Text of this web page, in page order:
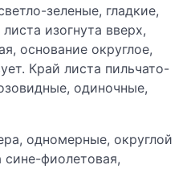
зеленые, гладкие,
изогнута вверх,
основание округлое,
Край листа пильчато-
одиночные,
одномерные, округлой
фиолетовая,